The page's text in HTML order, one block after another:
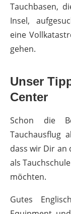
Tauchbasen,
Insel,
eine
gehen.
Unser
Center
Schon die
Tauchausflug
dass wir Dir an
als
möchten.
Gutes